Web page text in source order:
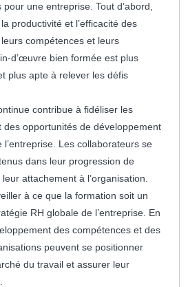
une entreprise. Tout d’abord,
productivité et l’efficacité des
compétences et leurs
d’œuvre bien formée est plus
plus apte à relever les défis
contribue à fidéliser les
opportunités de développement
Les collaborateurs se
dans leur progression de
attachement à l’organisation.
à ce que la formation soit un
RH globale de l’entreprise. En
des compétences et des
peuvent se positionner
du travail et assurer leur